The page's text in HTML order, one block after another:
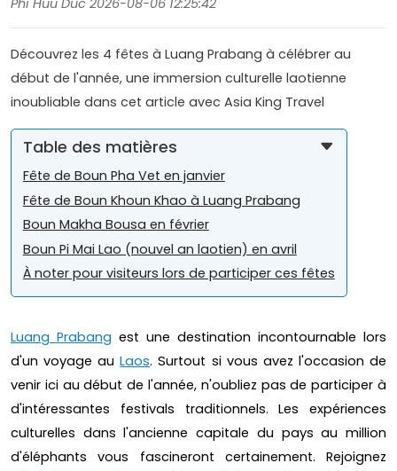
Phi Huu Duc 2026-08-06 12:25:42
Découvrez les 4 fêtes à Luang Prabang à célébrer au
début de l'année, une immersion culturelle laotienne
inoubliable dans cet article avec Asia King Travel
Table des matières
Fête de Boun Pha Vet en janvier
Fête de Boun Khoun Khao à Luang Prabang
Boun Makha Bousa en février
Boun Pi Mai Lao (nouvel an laotien) en avril
À noter pour visiteurs lors de participer ces fêtes
Luang Prabang est une destination incontournable lors
d'un voyage auLaos. Surtout si vous avez l'occasion de
venir ici au début de l'année, n'oubliez pas de participer à
d'intéressantes festivals traditionnels. Les expériences
culturelles dans l'ancienne capitale du pays au million
d'éléphants vous fascineront certainement. Rejoignez